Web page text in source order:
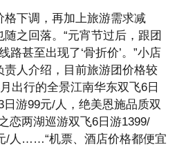
格下调，再加上旅游需求减
之回落。“元宵节过后，跟团
路甚至出现了‘骨折价’。”小店
责人介绍，目前旅游团价格较
出行的全景江南华东双飞6日
游99元/人，绝美恩施品质双
恋两湖巡游双飞6日游1399/
/人……“机票、酒店价格都便宜